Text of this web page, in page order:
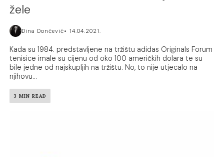
žele
Dina Dončević 14.04.2021.
Kada su 1984. predstavljene na tržištu adidas Originals Forum
tenisice imale su cijenu od oko 100 američkih dolara te su
bile jedne od najskupljih na tržištu. No, to nije utjecalo na
njihovu...
3 MIN READ